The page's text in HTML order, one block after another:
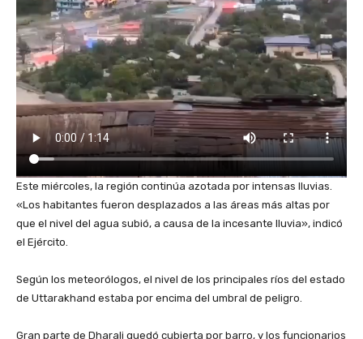
Este miércoles, la región continúa azotada por intensas lluvias.
«Los habitantes fueron desplazados a las áreas más altas por
que el nivel del agua subió, a causa de la incesante lluvia», indicó
el Ejército.
‎Según los meteorólogos, el nivel de los principales ríos del estado
de Uttarakhand estaba por encima del umbral de peligro.
‎Gran parte de Dharali quedó cubierta por barro, y los funcionarios